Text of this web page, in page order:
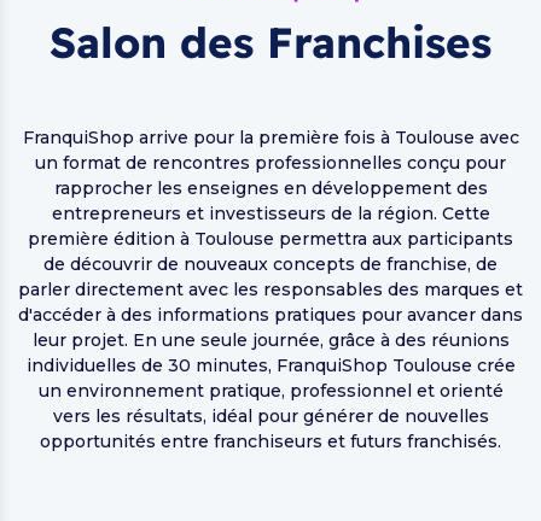
Salon des Franchises
FranquiShop arrive pour la première fois à Toulouse avec
un format de rencontres professionnelles conçu pour
rapprocher les enseignes en développement des
entrepreneurs et investisseurs de la région. Cette
première édition à Toulouse permettra aux participants
de découvrir de nouveaux concepts de franchise, de
parler directement avec les responsables des marques et
d'accéder à des informations pratiques pour avancer dans
leur projet. En une seule journée, grâce à des réunions
individuelles de 30 minutes, FranquiShop Toulouse crée
un environnement pratique, professionnel et orienté
vers les résultats, idéal pour générer de nouvelles
opportunités entre franchiseurs et futurs franchisés.